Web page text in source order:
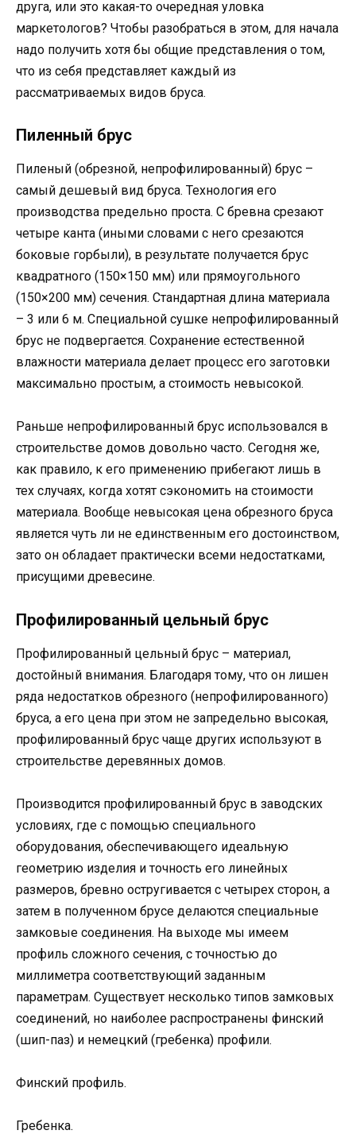
друга, или это какая-то очередная уловка
маркетологов? Чтобы разобраться в этом, для начала
надо получить хотя бы общие представления о том,
что из себя представляет каждый из
рассматриваемых видов бруса.
Пиленный брус
Пиленый (обрезной, непрофилированный) брус –
самый дешевый вид бруса. Технология его
производства предельно проста. С бревна срезают
четыре канта (иными словами с него срезаются
боковые горбыли), в результате получается брус
квадратного (150×150 мм) или прямоугольного
(150×200 мм) сечения. Стандартная длина материала
– 3 или 6 м. Специальной сушке непрофилированный
брус не подвергается. Сохранение естественной
влажности материала делает процесс его заготовки
максимально простым, а стоимость невысокой.
Раньше непрофилированный брус использовался в
строительстве домов довольно часто. Сегодня же,
как правило, к его применению прибегают лишь в
тех случаях, когда хотят сэкономить на стоимости
материала. Вообще невысокая цена обрезного бруса
является чуть ли не единственным его достоинством,
зато он обладает практически всеми недостатками,
присущими древесине.
Профилированный цельный брус
Профилированный цельный брус – материал,
достойный внимания. Благодаря тому, что он лишен
ряда недостатков обрезного (непрофилированного)
бруса, а его цена при этом не запредельно высокая,
профилированный брус чаще других используют в
строительстве деревянных домов.
Производится профилированный брус в заводских
условиях, где с помощью специального
оборудования, обеспечивающего идеальную
геометрию изделия и точность его линейных
размеров, бревно остругивается с четырех сторон, а
затем в полученном брусе делаются специальные
замковые соединения. На выходе мы имеем
профиль сложного сечения, с точностью до
миллиметра соответствующий заданным
параметрам. Существует несколько типов замковых
соединений, но наиболее распространены финский
(шип-паз) и немецкий (гребенка) профили.
Финский профиль.
Гребенка.